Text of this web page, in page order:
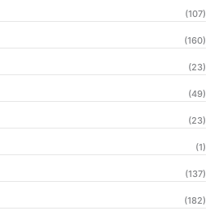
(107)
(160)
(23)
(49)
(23)
(1)
(137)
(182)